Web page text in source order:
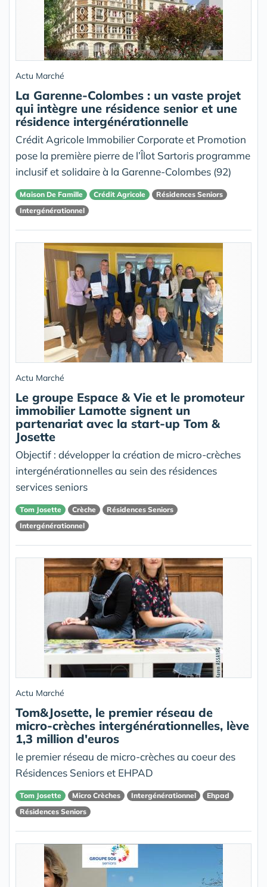
Actu Marché
La Garenne-Colombes : un vaste projet
qui intègre une résidence senior et une
résidence intergénérationnelle
Crédit Agricole Immobilier Corporate et Promotion
pose la première pierre de l’Îlot Sartoris programme
inclusif et solidaire à la Garenne-Colombes (92)
Maison De Famille Crédit Agricole
Résidences Seniors
Intergénérationnel
Actu Marché
Le groupe Espace & Vie et le promoteur
immobilier Lamotte signent un
partenariat avec la start-up Tom &
Josette
Objectif : développer la création de micro-crèches
intergénérationnelles au sein des résidences
services seniors
Tom Josette Crèche
Résidences Seniors
Intergénérationnel
Actu Marché
Tom&Josette, le premier réseau de
micro-crèches intergénérationnelles, lève
1,3 million d'euros
le premier réseau de micro-crèches au coeur des
Résidences Seniors et EHPAD
Tom Josette Micro Crèches Intergénérationnel
Ehpad
Résidences Seniors